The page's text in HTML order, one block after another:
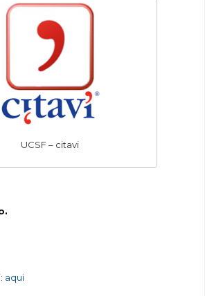
UCSF – citavi
aqui